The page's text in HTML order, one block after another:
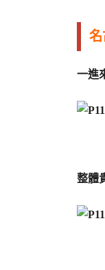
名
一進
整體